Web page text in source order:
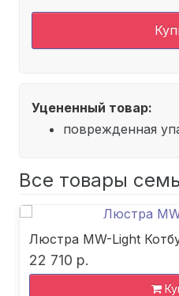
Уцененный товар:
поврежденная
Все товары
Люстра MW-Light
22 710 р.